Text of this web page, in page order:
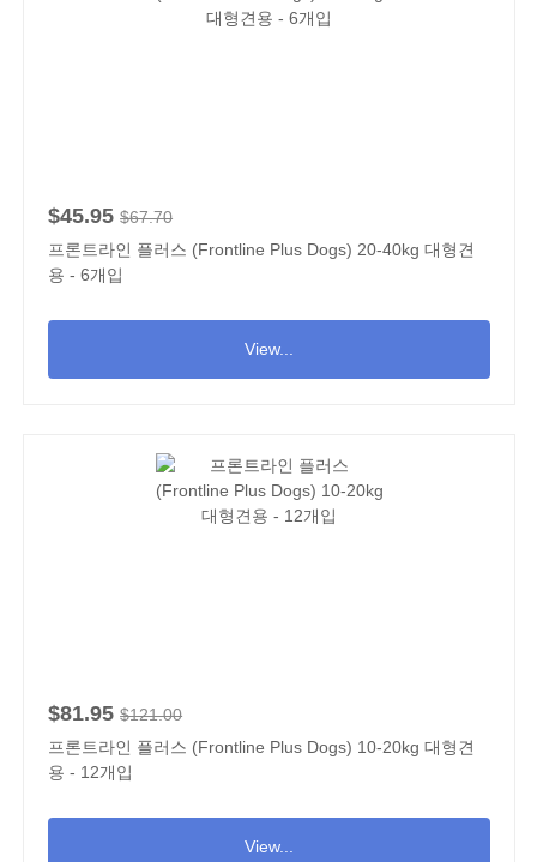
$45.95 $67.70
프론트라인 플러스 (Frontline Plus Dogs) 20-40kg 대형견
용 - 6개입
View...
$81.95 $121.00
프론트라인 플러스 (Frontline Plus Dogs) 10-20kg 대형견
용 - 12개입
View...